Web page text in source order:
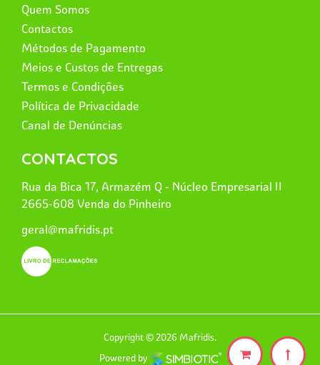
Quem Somos
Contactos
Métodos de Pagamento
Meios e Custos de Entregas
Termos e Condições
Política de Privacidade
Canal de Denúncias
CONTACTOS
Rua da Bica 17, Armazém Q - Núcleo Empresarial II
2665-608 Venda do Pinheiro
geral@mafridis.pt
Copyright © 2026 Mafridis.
Powered by